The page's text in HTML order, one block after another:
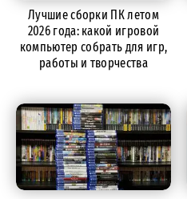
Лучшие сборки ПК летом
2026 года: какой игровой
компьютер собрать для игр,
работы и творчества